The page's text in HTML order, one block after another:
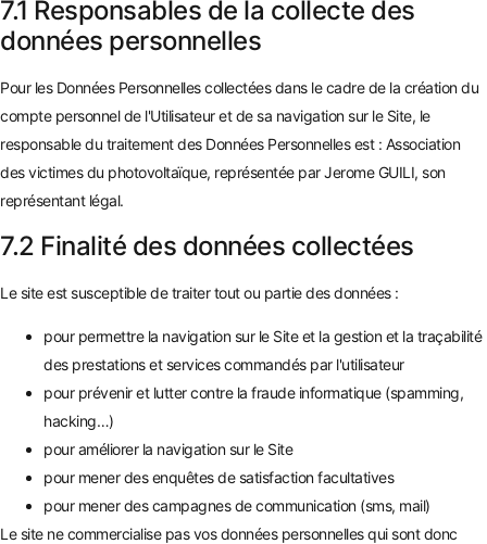
7.1 Responsables de la collecte des
données personnelles
Pour les Données Personnelles collectées dans le cadre de la création du
compte personnel de l'Utilisateur et de sa navigation sur le Site, le
responsable du traitement des Données Personnelles est : Association
des victimes du photovoltaïque, représentée par Jerome GUILI, son
représentant légal.
7.2 Finalité des données collectées
Le site est susceptible de traiter tout ou partie des données :
pour permettre la navigation sur le Site et la gestion et la traçabilité
des prestations et services commandés par l'utilisateur
pour prévenir et lutter contre la fraude informatique (spamming,
hacking…)
pour améliorer la navigation sur le Site
pour mener des enquêtes de satisfaction facultatives
pour mener des campagnes de communication (sms, mail)
Le site ne commercialise pas vos données personnelles qui sont donc